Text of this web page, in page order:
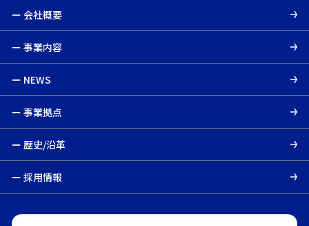
ー 会社概要
ー 事業内容
ー NEWS
ー 事業拠点
ー 歴史/沿革
ー 採⽤情報